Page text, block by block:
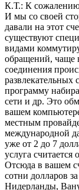
К.Т.: К сожалению,
И мы со своей
давали на этот
существуют
видами
обращений, чаще
соединения
развлекательных
программу
сети и др. Это
вашем
местным
международной
уже от 2 до 7
услуга считается
Отсюда в вашем
сотни долларов
Нидерланды,